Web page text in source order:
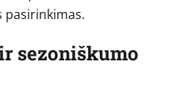
pasirinkimas.
sezoniškumo